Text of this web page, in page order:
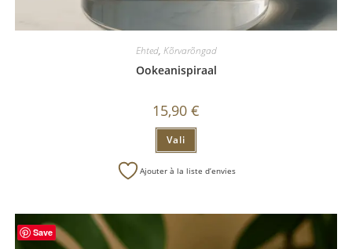
Ehted, Kõrvarõngad
Ookeanispiraal
15,90 €
Vali
Ajouter à la liste d’envies
Save